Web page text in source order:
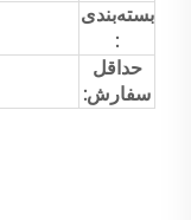
بسته‌بندی
:
حداقل
سفارش: